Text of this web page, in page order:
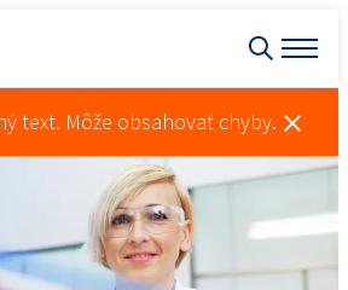
text. Môže obsahovať chyby.